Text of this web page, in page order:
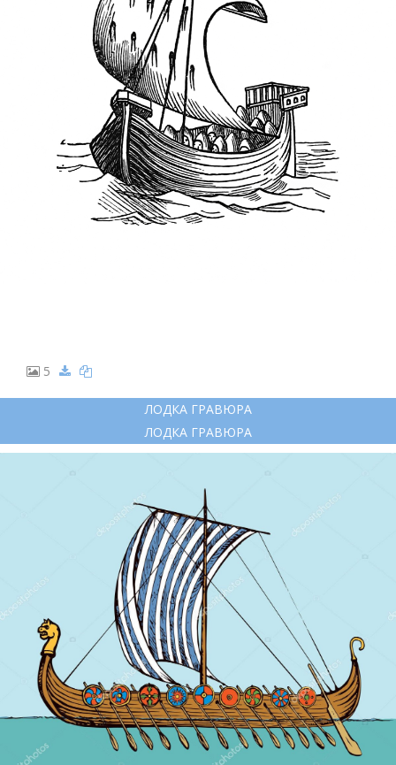
5
ЛОДКА ГРАВЮРА
ЛОДКА ГРАВЮРА